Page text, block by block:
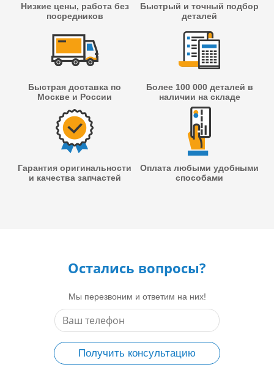
Низкие цены, работа без
посредников
Быстрый и точный подбор
деталей
Быстрая доставка по
Москве и России
Более 100 000 деталей в
наличии на складе
Гарантия оригинальности
и качества запчастей
Оплата любыми удобными
способами
Остались вопросы?
Мы перезвоним и ответим на них!
Получить консультацию